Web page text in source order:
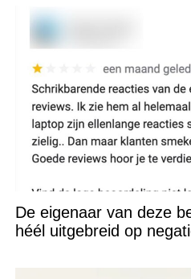
De eigenaar van deze
héél uitgebreid op